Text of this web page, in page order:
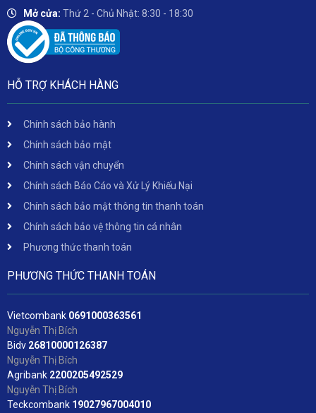
Mở cửa: Thứ 2 - Chủ Nhật: 8:30 - 18:30
HỖ TRỢ KHÁCH HÀNG
Chính sách bảo hành
Chính sách bảo mật
Chính sách vận chuyển
Chính sách Báo Cáo và Xử Lý Khiếu Nại
Chính sách bảo mật thông tin thanh toán
Chính sách bảo vệ thông tin cá nhân
Phương thức thanh toán
PHƯƠNG THỨC THANH TOÁN
Vietcombank 0691000363561
Nguyễn Thị Bích
Bidv 26810000126387
Nguyễn Thị Bích
Agribank 2200205492529
Nguyễn Thị Bích
Teckcombank 19027967004010